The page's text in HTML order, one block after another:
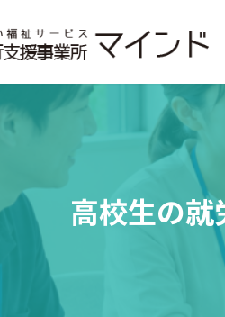
高校生の